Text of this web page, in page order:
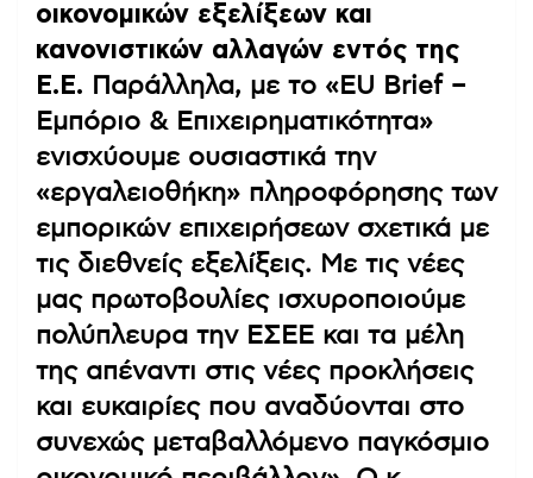
οικονομικών εξελίξεων και
κανονιστικών αλλαγών εντός της
Ε.Ε. Παράλληλα, με το «EU Brief –
Εμπόριο & Επιχειρηματικότητα»
ενισχύουμε ουσιαστικά την
«εργαλειοθήκη» πληροφόρησης των
εμπορικών επιχειρήσεων σχετικά με
τις διεθνείς εξελίξεις. Με τις νέες
μας πρωτοβουλίες ισχυροποιούμε
πολύπλευρα την ΕΣΕΕ και τα μέλη
της απέναντι στις νέες προκλήσεις
και ευκαιρίες που αναδύονται στο
συνεχώς μεταβαλλόμενο παγκόσμιο